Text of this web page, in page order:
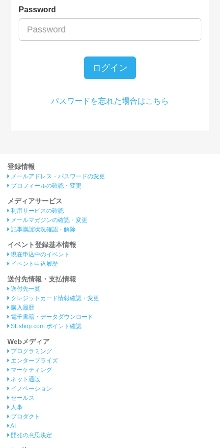
Password
ログイン
パスワードを忘れた場合はこちら
登録情報
メールアドレス・パスワードの変更
プロフィールの確認・変更
メディアサービス
利用サービスの確認
メールマガジンの確認・変更
記事購読状況確認・解除
イベント登録基本情報
現在申込中のイベント
イベント申込履歴
送付先情報・支払情報
送付先一覧
クレジットカード情報確認・変更
購入履歴
電子書籍・データダウンロード
SEshop.com ポイント確認
Webメディア
プログラミング
エンタープライズ
マーケティング
ネット通販
イノベーション
セールス
人事
プロダクト
AI
開発の意思決定